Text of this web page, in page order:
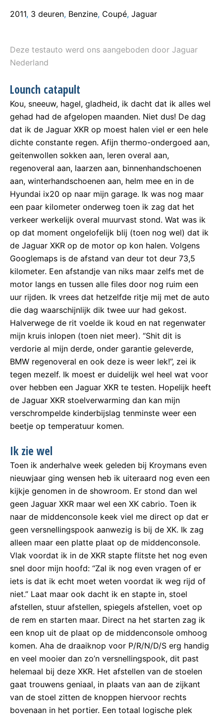
2011, 3 deuren, Benzine, Coupé, Jaguar
Deze testauto werd ons aangeboden door Jaguar
Nederland
Lounch catapult
Kou, sneeuw, hagel, gladheid, ik dacht dat ik alles wel
gehad had de afgelopen maanden. Niet dus! De dag
dat ik de Jaguar XKR op moest halen viel er een hele
dichte constante regen. Afijn thermo-ondergoed aan,
geitenwollen sokken aan, leren overal aan,
regenoveral aan, laarzen aan, binnenhandschoenen
aan, winterhandschoenen aan, helm mee en in de
Hyundai ix20 op naar mijn garage. Ik was nog maar
een paar kilometer onderweg toen ik zag dat het
verkeer werkelijk overal muurvast stond. Wat was ik
op dat moment ongelofelijk blij (toen nog wel) dat ik
de Jaguar XKR op de motor op kon halen. Volgens
Googlemaps is de afstand van deur tot deur 73,5
kilometer. Een afstandje van niks maar zelfs met de
motor langs en tussen alle files door nog ruim een
uur rijden. Ik vrees dat hetzelfde ritje mij met de auto
die dag waarschijnlijk dik twee uur had gekost.
Halverwege de rit voelde ik koud en nat regenwater
mijn kruis inlopen (toen niet meer). “Shit dit is
verdorie al mijn derde, onder garantie geleverde,
BMW regenoveral en ook deze is weer lek!”, zei ik
tegen mezelf. Ik moest er duidelijk wel heel wat voor
over hebben een Jaguar XKR te testen. Hopelijk heeft
de Jaguar XKR stoelverwarming dan kan mijn
verschrompelde kinderbijslag tenminste weer een
beetje op temperatuur komen.
Ik zie wel
Toen ik anderhalve week geleden bij Kroymans even
nieuwjaar ging wensen heb ik uiteraard nog even een
kijkje genomen in de showroom. Er stond dan wel
geen Jaguar XKR maar wel een XK cabrio. Toen ik
naar de middenconsole keek viel me direct op dat er
geen versnellingspook aanwezig is bij de XK. Ik zag
alleen maar een platte plaat op de middenconsole.
Vlak voordat ik in de XKR stapte flitste het nog even
snel door mijn hoofd: “Zal ik nog even vragen of er
iets is dat ik echt moet weten voordat ik weg rijd of
niet.” Laat maar ook dacht ik en stapte in, stoel
afstellen, stuur afstellen, spiegels afstellen, voet op
de rem en starten maar. Direct na het starten zag ik
een knop uit de plaat op de middenconsole omhoog
komen. Aha de draaiknop voor P/R/N/D/S erg handig
en veel mooier dan zo’n versnellingspook, dit past
helemaal bij deze XKR. Het afstellen van de stoelen
gaat trouwens geniaal, in plaats van aan de zijkant
van de stoel zitten de knoppen hiervoor rechts
bovenaan in het portier. Een totaal logische plek